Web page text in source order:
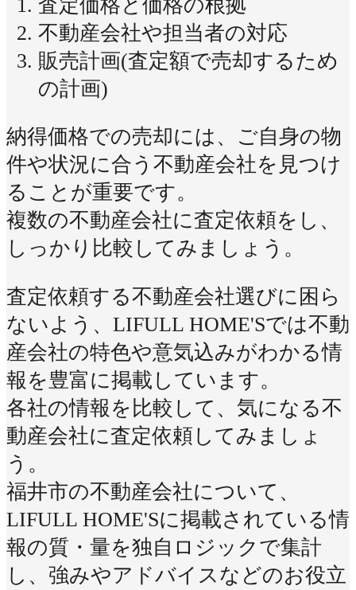
査定価格と価格の根拠
不動産会社や担当者の対応
販売計画(査定額で売却するため
の計画)
納得価格での売却には、ご自身の物
件や状況に合う不動産会社を見つけ
ることが重要です。
複数の不動産会社に査定依頼をし、
しっかり比較してみましょう。
査定依頼する不動産会社選びに困ら
ないよう、LIFULL HOME'Sでは不動
産会社の特色や意気込みがわかる情
報を豊富に掲載しています。
各社の情報を比較して、気になる不
動産会社に査定依頼してみましょ
う。
福井市の不動産会社について、
LIFULL HOME'Sに掲載されている情
報の質・量を独自ロジックで集計
し、強みやアドバイスなどのお役立